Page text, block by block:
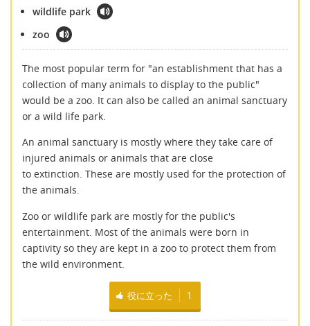
wildlife park
zoo
The most popular term for "an establishment that has a
collection of many animals to display to the public"
would be a zoo. It can also be called an animal sanctuary
or a wild life park.
An animal sanctuary is mostly where they take care of
injured animals or animals that are close
to extinction. These are mostly used for the protection of
the animals.
Zoo or wildlife park are mostly for the public's
entertainment. Most of the animals were born in
captivity so they are kept in a zoo to protect them from
the wild environment.
役に立った 1